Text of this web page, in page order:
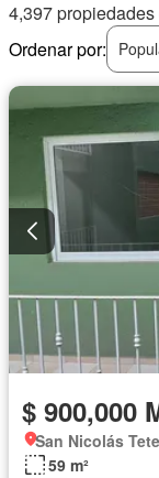
4,397
Ordenar por:
$ 900,000
San Nicolás
59 m²